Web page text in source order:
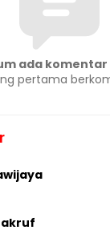
ada komentar
pertama